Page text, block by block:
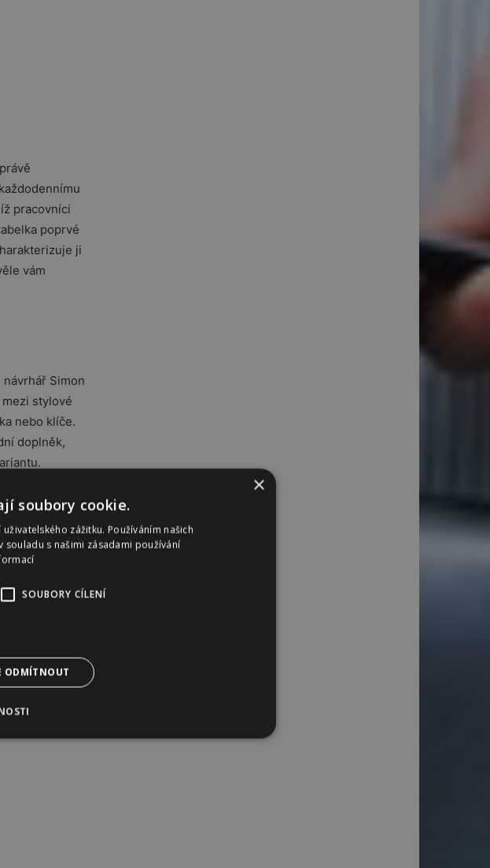
pracovníci
poprvé
ji
vám
Simon
stylové
nebo klíče.
doplněk,
dáte jen s
i na
přes
Ve vteřině
vnitřní
×
soubory cookie.
zážitku. Používáním našich
souladu s našimi zásadami používání
SOUBORY CÍLENÍ
ODMÍTNOUT